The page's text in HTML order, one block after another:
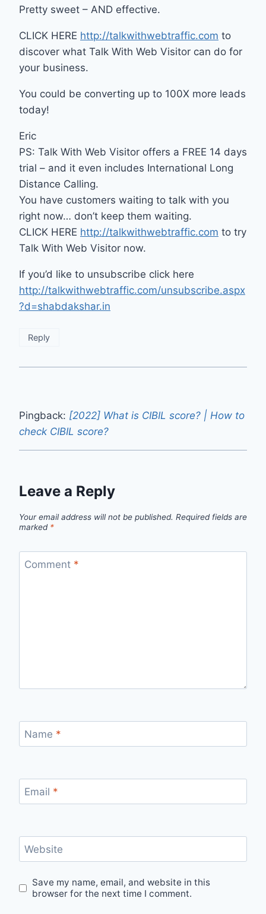
Pretty sweet – AND effective.
CLICK HERE http://talkwithwebtraffic.com to
discover what Talk With Web Visitor can do for
your business.
You could be converting up to 100X more leads
today!
Eric
PS: Talk With Web Visitor offers a FREE 14 days
trial – and it even includes International Long
Distance Calling.
You have customers waiting to talk with you
right now… don’t keep them waiting.
CLICK HERE http://talkwithwebtraffic.com to try
Talk With Web Visitor now.
If you’d like to unsubscribe click here
http://talkwithwebtraffic.com/unsubscribe.aspx
?d=shabdakshar.in
Reply
Pingback: [2022] What is CIBIL score? | How to
check CIBIL score?
Leave a Reply
Your email address will not be published. Required fields are
marked *
Comment *
Name *
Email *
Website
Save my name, email, and website in this
browser for the next time I comment.